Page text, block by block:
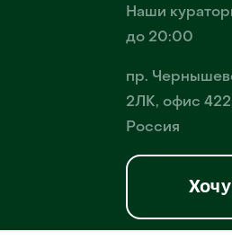
Наши
до 20:00
пр.
2ЛК, офис
Россия